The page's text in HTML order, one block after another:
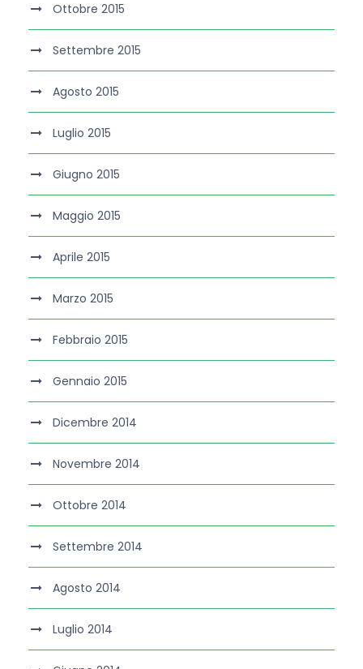
Ottobre 2015
Settembre 2015
Agosto 2015
Luglio 2015
Giugno 2015
Maggio 2015
Aprile 2015
Marzo 2015
Febbraio 2015
Gennaio 2015
Dicembre 2014
Novembre 2014
Ottobre 2014
Settembre 2014
Agosto 2014
Luglio 2014